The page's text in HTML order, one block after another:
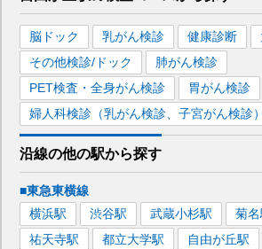
脳ドック 乳がん検診 健康診断
その他検診/ドック
肺がん検診
PET検査・全身がん検診
胃がん検診
婦人科検診（乳がん検診、子宮がん検診）
沿線の他の駅から探す
■東急東横線
横浜駅 渋谷駅 武蔵小杉駅 菊名
祐天寺駅 都立大学駅 自由が丘駅